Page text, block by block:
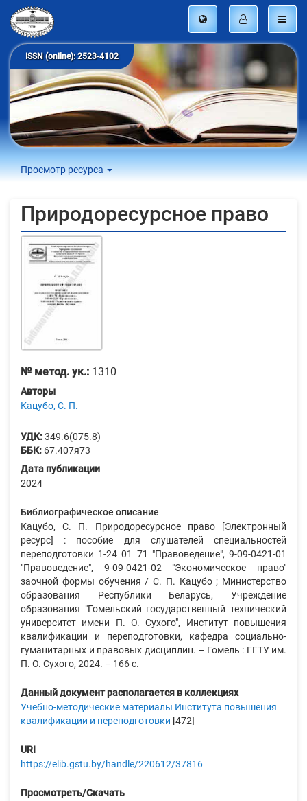
ISSN (online): 2523-4102
Просмотр ресурса
Природоресурсное право
№ метод. ук.: 1310
Авторы
Кацубо, С. П.
УДК:349.6(075.8)
ББК: 67.407я73
Дата публикации
2024
Библиографическое описание
Кацубо, С. П. Природоресурсное право [Электронный
ресурс] : пособие для слушателей специальностей
переподготовки 1-24 01 71 "Правоведение", 9-09-0421-01
"Правоведение", 9-09-0421-02 "Экономическое право"
заочной формы обучения / С. П. Кацубо ; Министерство
образования Республики Беларусь, Учреждение
образования "Гомельский государственный технический
университет имени П. О. Сухого", Институт повышения
квалификации и переподготовки, кафедра социально-
гуманитарных и правовых дисциплин. – Гомель : ГГТУ им.
П. О. Сухого, 2024. – 166 с.
Данный документ располагается в коллекциях
Учебно-методические материалы Института повышения
квалификации и переподготовки [472]
URI
https://elib.gstu.by/handle/220612/37816
Просмотреть/Скачать